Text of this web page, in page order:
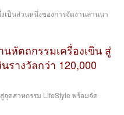
เป็นส่วนหนึ่งของการจัดงานลานนา
หัตถกรรมเครื่องเขิน สู่
รางวัลกว่า 120,000
อุตสาหกรรม LifeStyle พร้อมจัด